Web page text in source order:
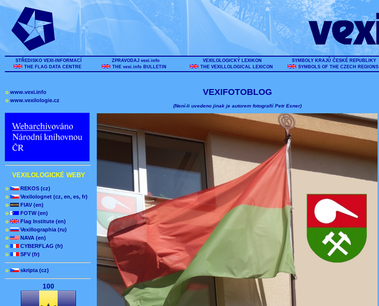
STŘEDISKO VEXI-INFORMACÍ
THE FLAG DATA CENTRE
ZPRAVODAJ vexi.info
THE vexi.info BULLETIN
VEXILOLOGICKÝ LEXIKON
THE VEXILLOLOGICAL LEXICON
SYMBOLY KRAJŮ ČESKÉ REPUBLIKY
SYMBOLS OF THE CZECH REGIONS
o www.vexi.info
o www.vexilologie.cz
VEXILOLOGICKÉ WEBY
o
REKOS (cz)
o
Vexilolognet (cz, en, es, fr)
o
FIAV (en)
o
FOTW (en)
o
Flag Institute (en)
o
Vexillographia (ru)
o
NAVA (en)
o
CYBERFLAG (fr)
o
SFV (fr)
o skripta (cz)
100
VEXIFOTOBLOG
(Není-li uvedeno jinak je autorem fotografií Petr Exner)